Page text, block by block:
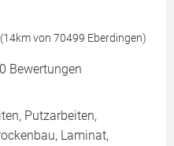
von 70499 Eberdingen)
Bewertungen
Putzarbeiten,
Laminat,